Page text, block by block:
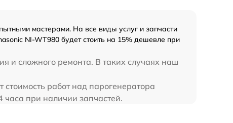
мастерами. На все виды услуг и запчасти
NI-WT980 будет стоить на 15% дешевле при
и сложного ремонта. В таких случаях наш
работ над парогенератора
часа при наличии запчастей.